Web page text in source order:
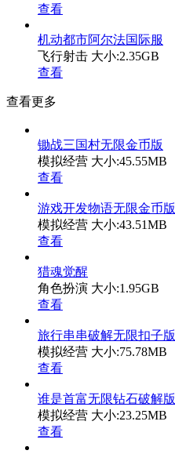
查看
机动都市阿尔法国际服
飞行射击 大小:2.35GB
查看
查看更多
锄战三国村无限金币版
模拟经营 大小:45.55MB
查看
游戏开发物语无限金币版
模拟经营 大小:43.51MB
查看
猎魂觉醒
角色扮演 大小:1.95GB
查看
旅行串串破解无限扣子版
模拟经营 大小:75.78MB
查看
谁是首富无限钻石破解版
模拟经营 大小:23.25MB
查看